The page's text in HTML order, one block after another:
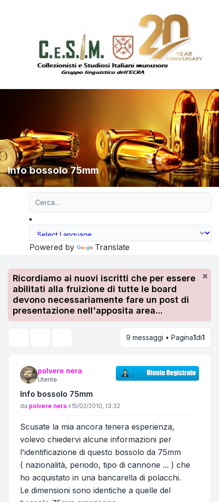
Info bossolo 75mm
Powered by Translate
Ricordiamo ai nuovi iscritti che per essere
abilitati alla fruizione di tutte le board
devono necessariamente fare un post di
presentazione nell'apposita area...
9 messaggi • Pagina1di1
polvere nera
Utente
Info bossolo 75mm
Messaggio
da polvere nera »15/02/2010, 13:32
Scusate la mia ancora tenera esperienza,
volevo chiedervi alcune informazioni per
l'identificazione di questo bossolo da 75mm
( nazionalità, periodo, tipo di cannone ... ) che
ho acquistato in una bancarella di polacchi.
Le dimensioni sono identiche a quelle del